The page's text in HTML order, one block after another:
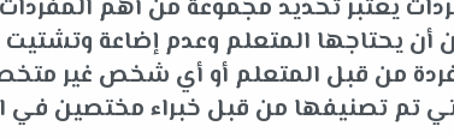
يعتبر تحديد مجموعة من أهم
يحتاجها المتعلم وعدم إضاعة وتشتيت
من قبل المتعلم أو أي شخص غير
تم تصنيفها من قبل خبراء مختصين في